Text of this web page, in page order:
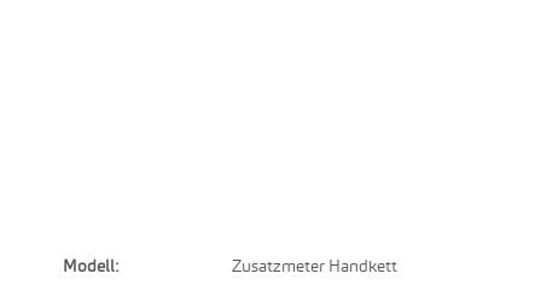
Modell:
Zusatzmeter Handkett